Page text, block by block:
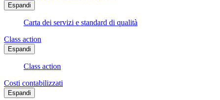
Espandi
Carta dei servizi e standard di qualità
Class action
Espandi
Class action
Costi contabilizzati
Espandi